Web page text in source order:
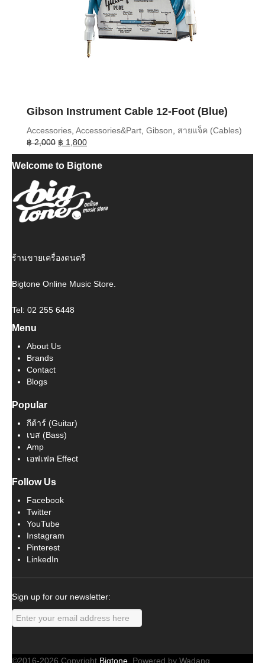
Gibson Instrument Cable 12-Foot (Blue)
Accessories Accessories&Part Gibson
สายแจ็ค (Cables)
฿2,000 Original
price
was:
฿ 1,800Current
price
is:
Welcome to Bigtone
ร้านขายเครื่องดนตรี
Bigtone Online Music Store.
Tel: 02 255 6448
Menu
About Us
Brands
Contact
Blogs
Popular
กีต้าร์ (Guitar)
เบส (Bass)
Amp
เอฟเฟค Effect
Follow Us
Facebook
Twitter
YouTube
Instagram
Pinterest
LinkedIn
Sign up for our newsletter:
©2016-2026 Copyright Bigtone . Powered by Wadang